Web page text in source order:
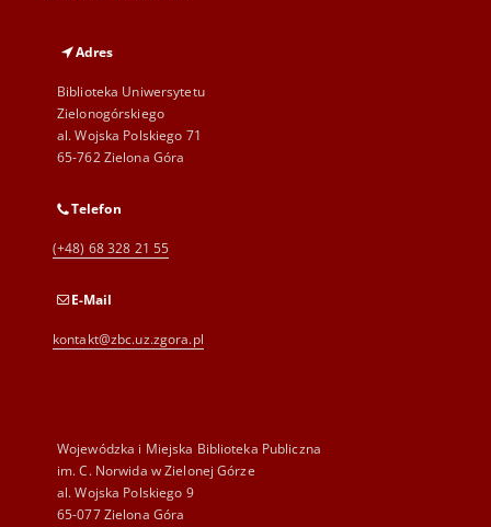
Adres
Biblioteka Uniwersytetu
Zielonogórskiego
al. Wojska Polskiego 71
65-762 Zielona Góra
Telefon
(+48) 68 328 21 55
E-Mail
kontakt@zbc.uz.zgora.pl
Wojewódzka i Miejska Biblioteka Publiczna
im. C. Norwida w Zielonej Górze
al. Wojska Polskiego 9
65-077 Zielona Góra